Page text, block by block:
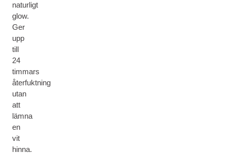
naturligt
glow.
Ger
upp
till
24
timmars
återfuktning
utan
att
lämna
en
vit
hinna.